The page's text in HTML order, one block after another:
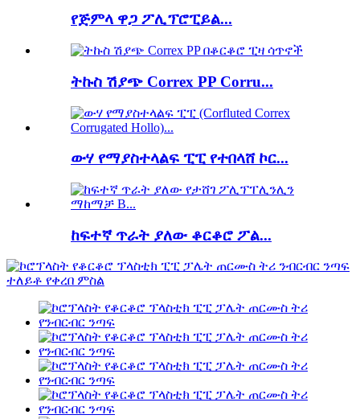
የጅምላ ዋጋ ፖሊፕሮፒይል...
ትኩስ ሽያጭ Correx PP Corru...
ውሃ የማያስተላልፍ ፒፒ የተበላሸ ኮር...
ከፍተኛ ጥራት ያለው ቆርቆሮ ፖል...